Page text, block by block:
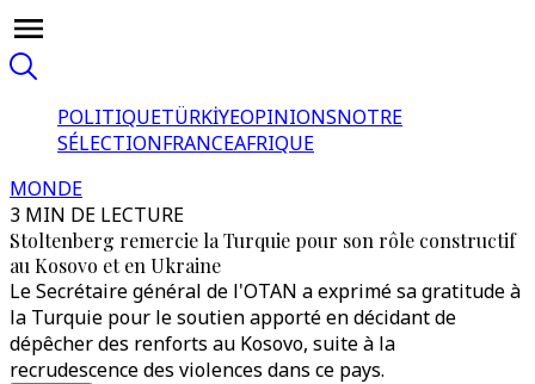
POLITIQUETÜRKİYEOPINIONSNOTRE
SÉLECTIONFRANCEAFRIQUE
MONDE
3 MIN DE LECTURE
Stoltenberg remercie la Turquie pour son rôle constructif
au Kosovo et en Ukraine
Le Secrétaire général de l'OTAN a exprimé sa gratitude à
la Turquie pour le soutien apporté en décidant de
dépêcher des renforts au Kosovo, suite à la
recrudescence des violences dans ce pays.